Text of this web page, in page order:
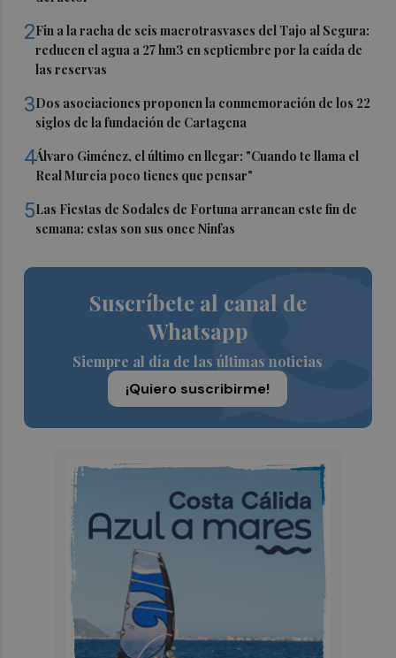
2Fin a la racha de seis macrotrasvases del Tajo al Segura:
reducen el agua a 27 hm3 en septiembre por la caída de
las reservas
3Dos asociaciones proponen la conmemoración de los 22
siglos de la fundación de Cartagena
4Álvaro Giménez, el último en llegar: "Cuando te llama el
Real Murcia poco tienes que pensar"
5Las Fiestas de Sodales de Fortuna arrancan este fin de
semana: estas son sus once Ninfas
Suscríbete al canal de
Whatsapp
Siempre al día de las últimas noticias
¡Quiero suscribirme!